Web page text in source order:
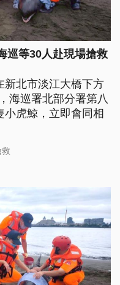
巡等30人赴現場搶救
新北市淡江大橋下方
海巡署北部分署第八
小虎鯨，立即會同相